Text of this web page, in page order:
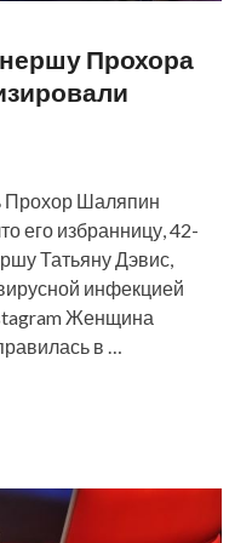
Прохора
Прохор Шаляпин
его избранницу, 42-
Татьяну Дэвис,
инфекцией
Женщина
в …